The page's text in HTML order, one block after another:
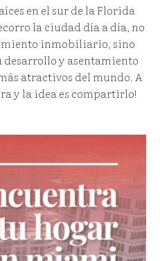
en el sur de la Florida
la ciudad día a día, no
inmobiliario, sino
y asentamiento
atractivos del mundo. A
y la idea es compartirlo!